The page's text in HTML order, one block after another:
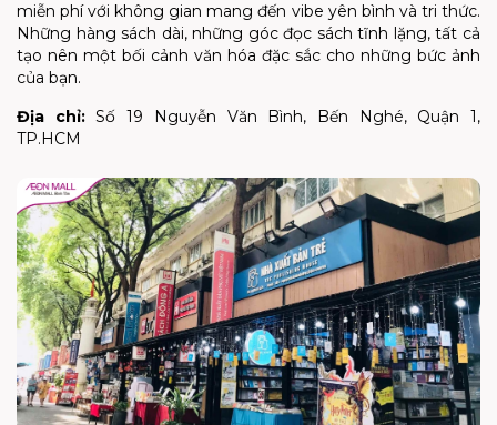
miễn phí với không gian mang đến vibe yên bình và tri thức.
Những hàng sách dài, những góc đọc sách tĩnh lặng, tất cả
tạo nên một bối cảnh văn hóa đặc sắc cho những bức ảnh
của bạn.
Địa chỉ:Số 19 Nguyễn Văn Bình, Bến Nghé, Quận 1,
TP.HCM